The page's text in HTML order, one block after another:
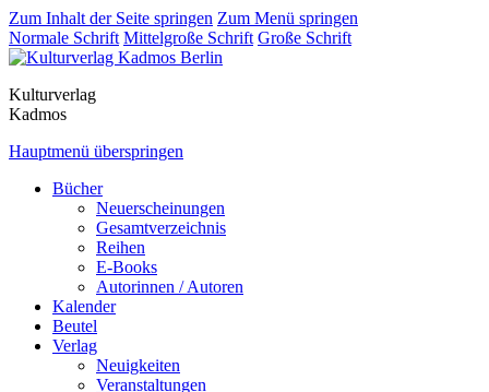
Zum Inhalt der Seite springen Zum Menü springen
Normale Schrift Mittelgroße Schrift Große Schrift
Kulturverlag
Kadmos
Hauptmenü überspringen
Bücher
Neuerscheinungen
Gesamtverzeichnis
Reihen
E-Books
Autorinnen / Autoren
Kalender
Beutel
Verlag
Neuigkeiten
Veranstaltungen